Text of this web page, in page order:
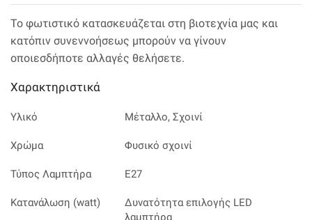
Το φωτιστικό κατασκευάζεται στη βιοτεχνία μας και
κατόπιν συνεννοήσεως μπορούν να γίνουν
οποιεσδήποτε αλλαγές θελήσετε.
Χαρακτηριστικά
Υλικό Μέταλλο, Σχοινί
Χρώμα Φυσικό σχοινί
Τύπος Λαμπτήρα Ε27
Κατανάλωση (watt)
Δυνατότητα επιλογής LED
λαμπτήρα